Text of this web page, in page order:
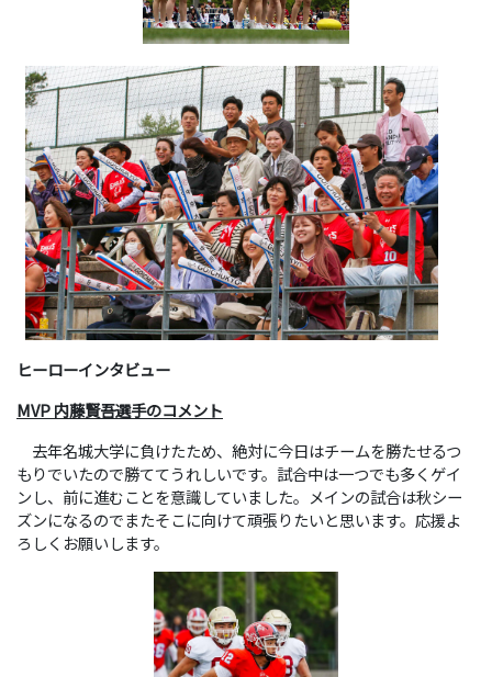
ヒーローインタビュー
MVP内藤賢吾選手のコメント
去年名城大学に負けたため、絶対に今日はチームを勝たせるつ
もりでいたので勝ててうれしいです。試合中は一つでも多くゲイ
ンし、前に進むことを意識していました。メインの試合は秋シー
ズンになるのでまたそこに向けて頑張りたいと思います。応援よ
ろしくお願いします。